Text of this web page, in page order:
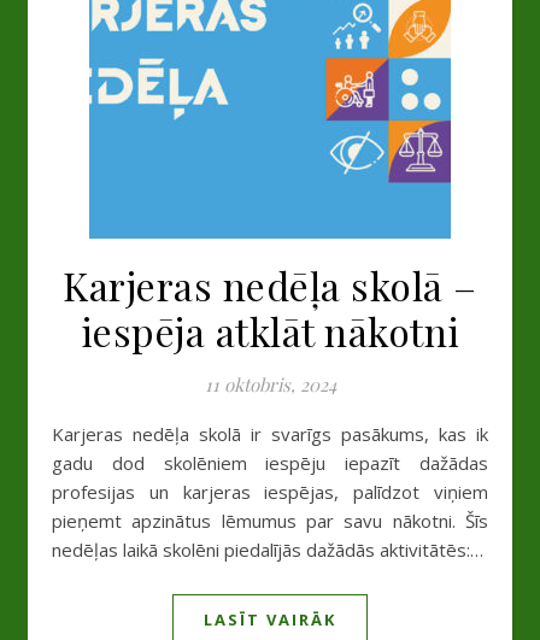
Karjeras nedēļa skolā –
iespēja atklāt nākotni
11 oktobris, 2024
Karjeras nedēļa skolā ir svarīgs pasākums, kas ik
gadu dod skolēniem iespēju iepazīt dažādas
profesijas un karjeras iespējas, palīdzot viņiem
pieņemt apzinātus lēmumus par savu nākotni. Šīs
nedēļas laikā skolēni piedalījās dažādās aktivitātēs:…
LASĪT VAIRĀK